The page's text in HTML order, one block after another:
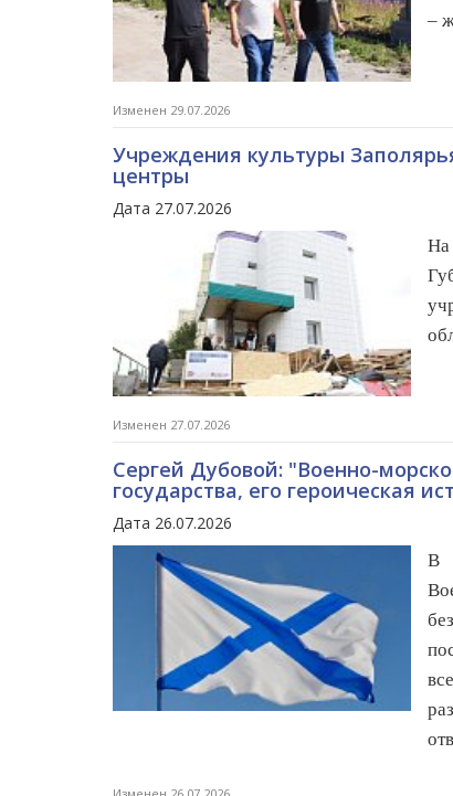
–
Изменен 29.07.2026
Учреждения культуры
центры
Дата 27.07.2026
На
Изменен 27.07.2026
Сергей Дубовой: "Военно-
государства, его героическая
Дата 26.07.2026
В